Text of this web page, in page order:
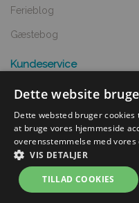
Ferieblog
Gæstebog
Kundeservice
Spørgsmål og svar
Opret annnoce
Handelsbetingelser
Undgå snyd
Dette website
Dette websted bruger
at bruge vores hjemmeside
overensstemmelse med vores
VIS DETALJER
TILLAD COOKIES